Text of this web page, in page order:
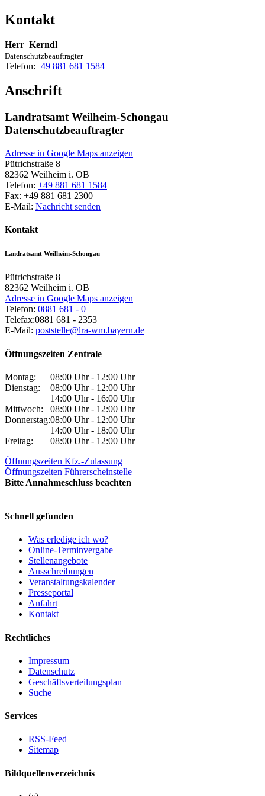
Kontakt
Herr Kerndl
Datenschutzbeauftragter
Telefon:+49 881 681 1584
Anschrift
Landratsamt Weilheim-Schongau
Datenschutzbeauftragter
Adresse in Google Maps anzeigen
Pütrichstraße 8
82362 Weilheim i. OB
Telefon: +49 881 681 1584
Fax: +49 881 681 2300
E-Mail: Nachricht senden
Kontakt
Landratsamt Weilheim-Schongau
Pütrichstraße 8
82362 Weilheim i. OB
Adresse in Google Maps anzeigen
Telefon: 0881 681 - 0
Telefax:0881 681 - 2353
E-Mail: poststelle@lra-wm.bayern.de
Öffnungszeiten Zentrale
Montag:
08:00 Uhr - 12:00 Uhr
Dienstag:
08:00 Uhr - 12:00 Uhr
14:00 Uhr - 16:00 Uhr
Mittwoch:
08:00 Uhr - 12:00 Uhr
Donnerstag:08:00 Uhr - 12:00 Uhr
14:00 Uhr - 18:00 Uhr
Freitag:
08:00 Uhr - 12:00 Uhr
Öffnungszeiten Kfz.-Zulassung
Öffnungszeiten Führerscheinstelle
Bitte Annahmeschluss beachten
Schnell gefunden
Was erledige ich wo?
Online-Terminvergabe
Stellenangebote
Ausschreibungen
Veranstaltungskalender
Presseportal
Anfahrt
Kontakt
Rechtliches
Impressum
Datenschutz
Geschäftsverteilungsplan
Suche
Services
RSS-Feed
Sitemap
Bildquellenverzeichnis